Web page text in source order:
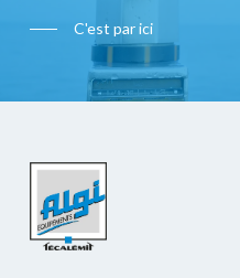
C'est par ici